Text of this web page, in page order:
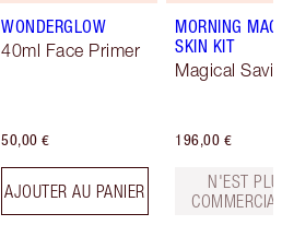
WONDERGLOW
40ml Face Primer
50,00 €
AJOUTER AU PANIER
MORNING
SKIN KIT
Magical
196,00 €
N'EST